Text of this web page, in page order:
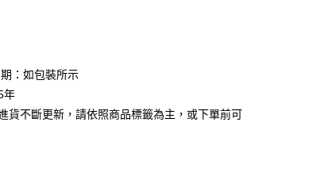
：如包裝所示
年
貨不斷更新，請依照商品標籤為主，或下單前可